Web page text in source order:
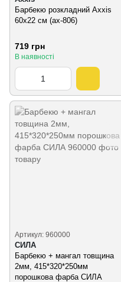
Барбекю розкладний Axxis
60х22 см (ax-806)
719 грн
В наявності
Артикул: 960000
СИЛА
Барбекю + мангал товщина
2мм, 415*320*250мм
порошкова фарба СИЛА